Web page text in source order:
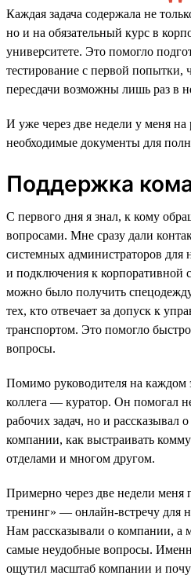
Каждая задача содержала не
но и на обязательный курс в
университете. Это помогло
тестирование с первой попытки,
пересдачи возможны лишь раз в
И уже через две недели у меня на
необходимые документы для
Поддержка
С первого дня я знал, к кому
вопросами. Мне сразу дали
системных администраторов для
и подключения к корпоративной
можно было получить
тех, кто отвечает за допуск к
транспортом. Это помогло
вопросы.
Помимо руководителя на
коллега — куратор. Он помогал
рабочих задач, но и рассказывал
компании, как выстраивать
отделами и многом другом.
Примерно через две недели меня
тренинг» — онлайн-встречу для
Нам рассказывали о компании, а
самые неудобные вопросы.
ощутил масштаб компании и